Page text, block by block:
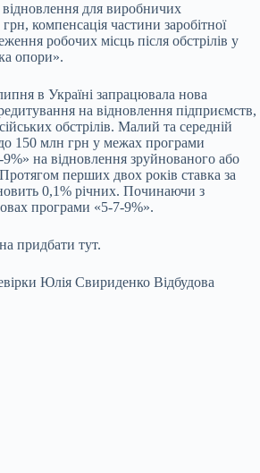
для виробничих
компенсація частини заробітної
робочих місць після обстрілів у
опори».
в Україні запрацювала нова
на відновлення підприємств,
обстрілів. Малий та середній
150 млн грн у межах програми
на відновлення зруйнованого або
перших двох років ставка за
0,1% річних. Починаючи з
програми «5-7-9%».
придбати тут.
Юлія Свириденко Відбудова